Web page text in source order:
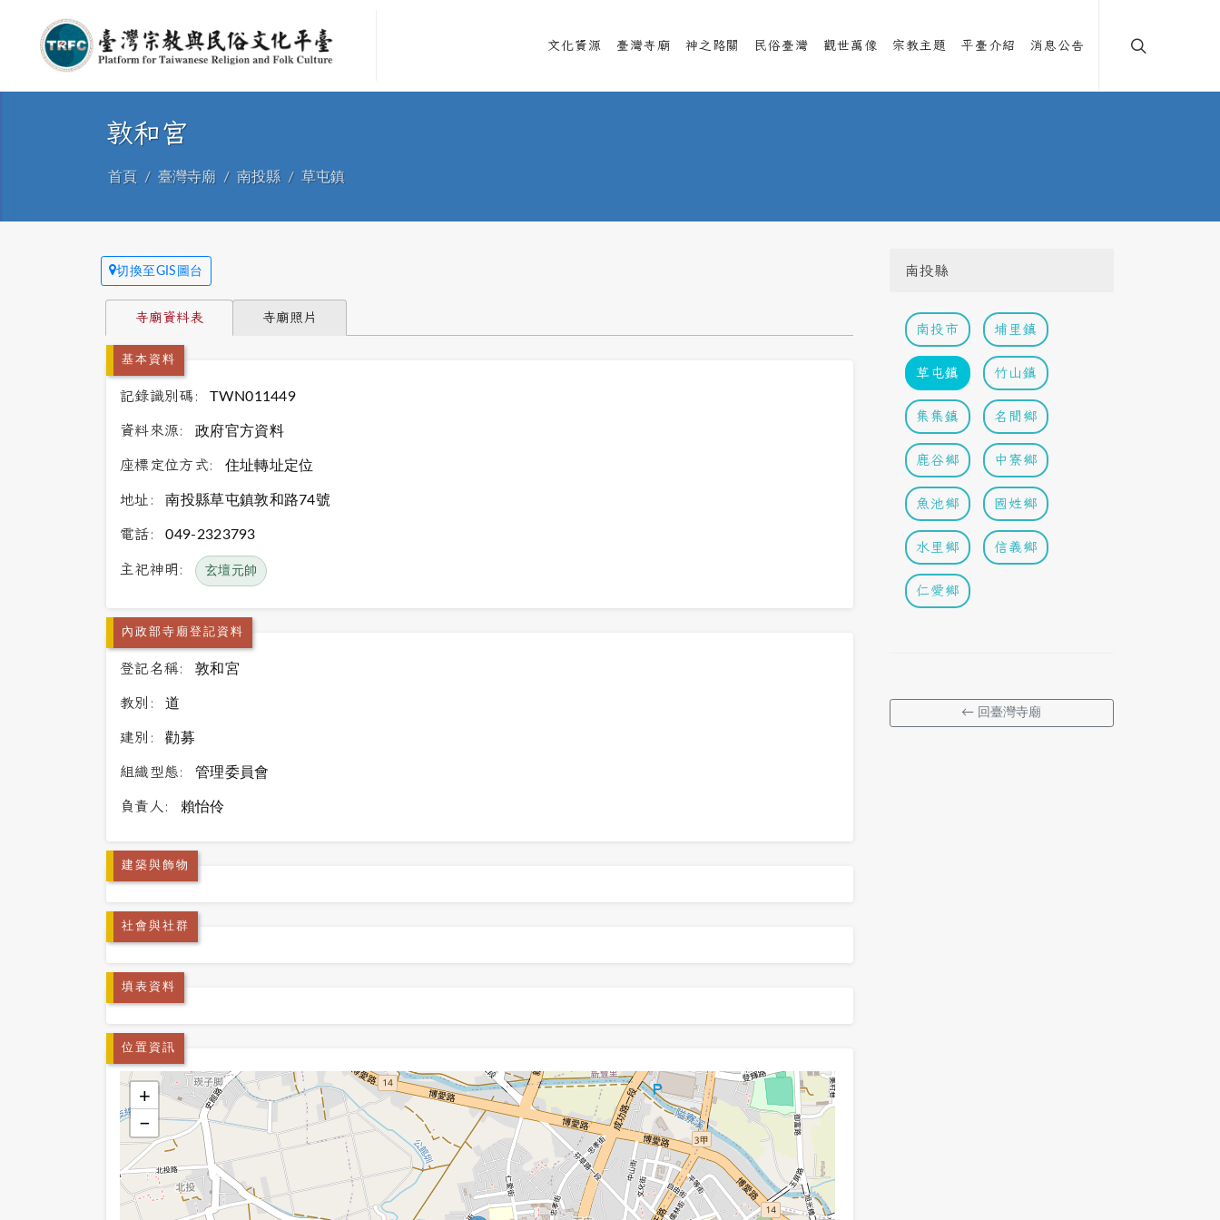
文化資源 臺灣寺廟 神之路關 民俗臺灣 觀世萬像 宗教主題 平臺介紹 消息公告
敦和宮
首頁 臺灣寺廟 南投縣 草屯鎮
切換至GIS圖台
寺廟資料表 寺廟照片
基本資料
記錄識別碼: TWN011449
資料來源: 政府官方資料
座標定位方式: 住址轉址定位
地址: 南投縣草屯鎮敦和路74號
電話: 049-2323793
主祀神明: 玄壇元帥
內政部寺廟登記資料
登記名稱: 敦和宮
教別: 道
建別: 勸募
組織型態: 管理委員會
負責人: 賴怡伶
建築與飾物
社會與社群
填表資料
位置資訊
+
−
南投縣
南投市 埔里鎮
草屯鎮 竹山鎮
集集鎮 名間鄉
鹿谷鄉 中寮鄉
魚池鄉 國姓鄉
水里鄉 信義鄉
仁愛鄉
← 回臺灣寺廟